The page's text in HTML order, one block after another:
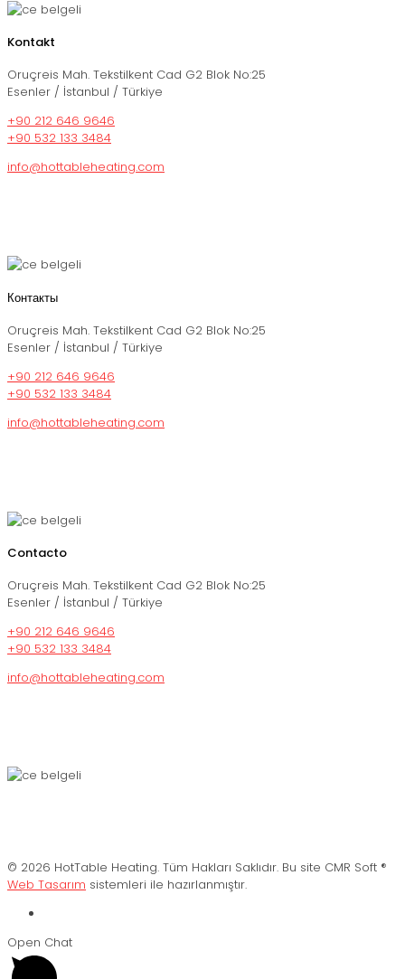
Kontakt
Oruçreis Mah. Tekstilkent Cad G2 Blok No:25
Esenler / İstanbul / Türkiye
+90 212 646 9646
+90 532 133 3484
info@hottableheating.com
Контакты
Oruçreis Mah. Tekstilkent Cad G2 Blok No:25
Esenler / İstanbul / Türkiye
+90 212 646 9646
+90 532 133 3484
info@hottableheating.com
Contacto
Oruçreis Mah. Tekstilkent Cad G2 Blok No:25
Esenler / İstanbul / Türkiye
+90 212 646 9646
+90 532 133 3484
info@hottableheating.com
© 2026 HotTable Heating. Tüm Hakları Saklıdır. Bu site CMR Soft ®️
Web Tasarım sistemleri ile hazırlanmıştır.
Open Chat